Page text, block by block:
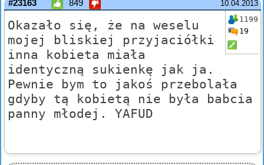
10.04.2013
#23163 849
1199
19
Okazało się, że na weselu
mojej bliskiej przyjaciółki
inna kobieta miała
identyczną sukienkę jak ja.
Pewnie bym to jakoś przebolała
gdyby tą kobietą nie była babcia
panny młodej. YAFUD